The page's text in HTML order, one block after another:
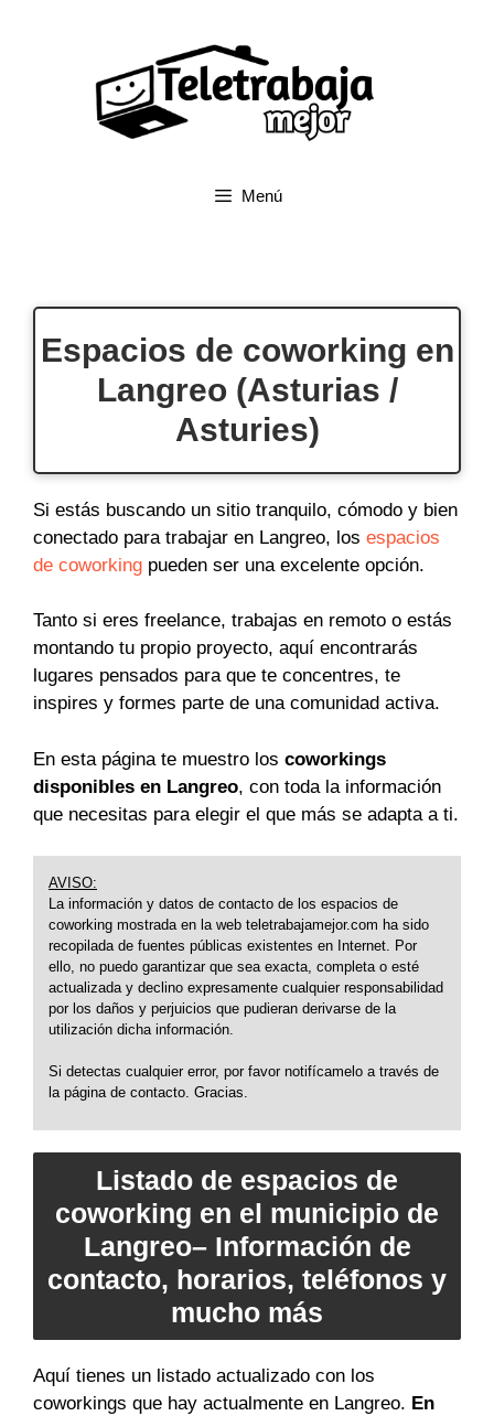
Menú
Espacios de coworking en
Langreo (Asturias /
Asturies)
Si estás buscando un sitio tranquilo, cómodo y bien
conectado para trabajar en Langreo, los espacios
de coworking pueden ser una excelente opción.
Tanto si eres freelance, trabajas en remoto o estás
montando tu propio proyecto, aquí encontrarás
lugares pensados para que te concentres, te
inspires y formes parte de una comunidad activa.
En esta página te muestro los coworkings
disponibles en Langreo, con toda la información
que necesitas para elegir el que más se adapta a ti.
AVISO:
La información y datos de contacto de los espacios de
coworking mostrada en la web teletrabajamejor.com ha sido
recopilada de fuentes públicas existentes en Internet. Por
ello, no puedo garantizar que sea exacta, completa o esté
actualizada y declino expresamente cualquier responsabilidad
por los daños y perjuicios que pudieran derivarse de la
utilización dicha información.
Si detectas cualquier error, por favor notifícamelo a través de
la página de contacto. Gracias.
Listado de espacios de
coworking en el municipio de
Langreo– Información de
contacto, horarios, teléfonos y
mucho más
Aquí tienes un listado actualizado con los
coworkings que hay actualmente en Langreo. En